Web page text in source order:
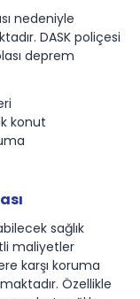
nedeniyle
DASK poliçesi
deprem
konut
sağlık
maliyetler
karşı koruma
Özellikle